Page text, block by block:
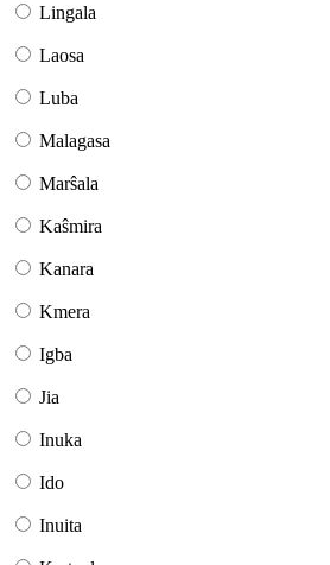
Lingala
Laosa
Luba
Malagasa
Marŝala
Kaŝmira
Kanara
Kmera
Igba
Jia
Inuka
Ido
Inuita